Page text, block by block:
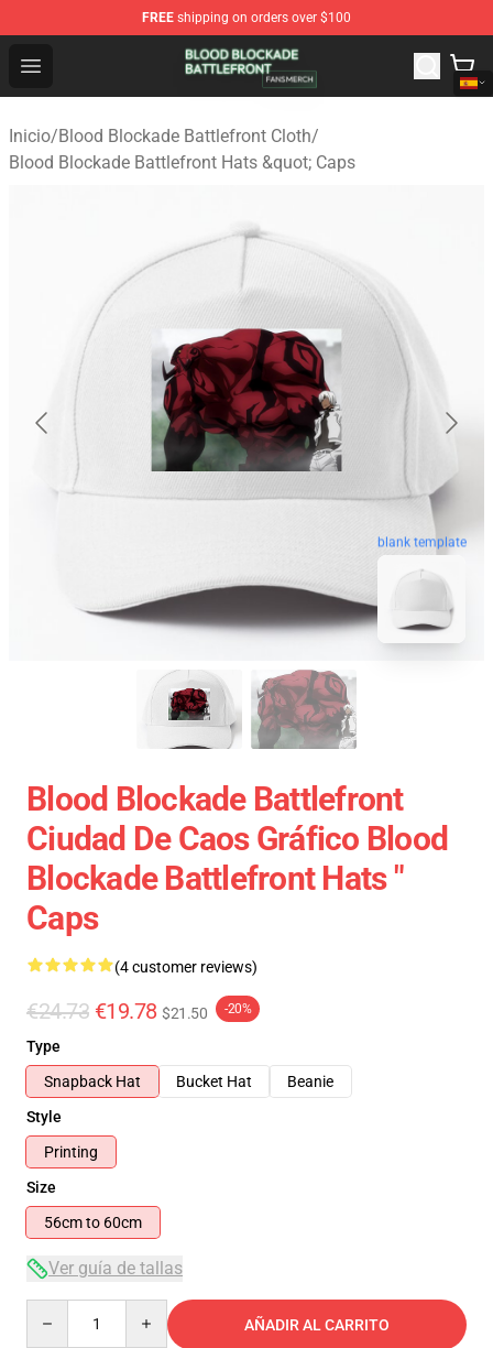
FREE shipping on orders over $100
Open menu
Blood Blockade Battlefront Shop - Official Blood
Inicio/Blood Blockade Battlefront Cloth/
Blood Blockade Battlefront Hats &quot; Caps
blank template
Blood Blockade Battlefront
Ciudad De Caos Gráfico Blood
Blockade Battlefront Hats "
Caps
(4 customer reviews)
€24.73 €19.78 $21.50 -20%
Type
Snapback Hat
Bucket Hat
Beanie
Style
Printing
Size
56cm to 60cm
Ver guía de tallas
AÑADIR AL CARRITO